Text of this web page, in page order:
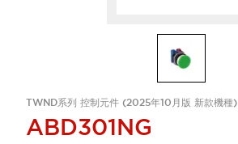
TWND系列 控制元件 (2025年10月版 新款機種)
ABD301NG